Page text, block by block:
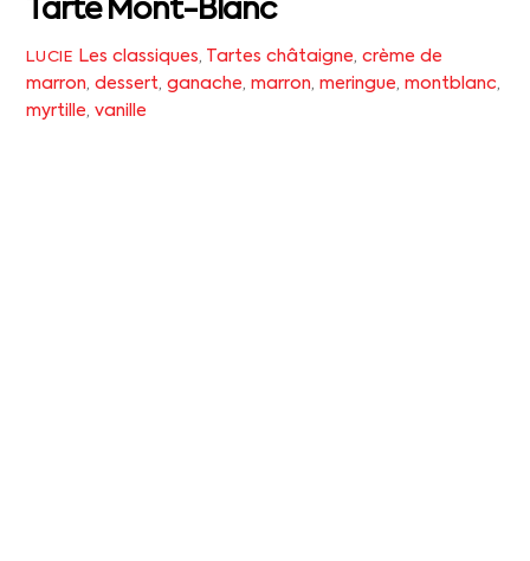
Tarte Mont-Blanc
LUCIE Les classiques, Tartes châtaigne, crème de
marron,dessert,ganache,marron,meringue,montblanc,
myrtille,vanille